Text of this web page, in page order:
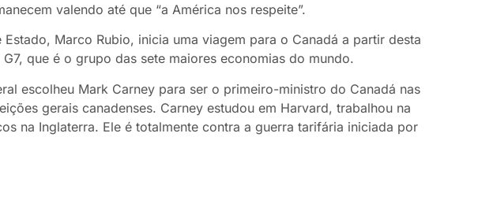
valendo até que “a América nos respeite”.
Marco Rubio, inicia uma viagem para o Canadá a partir desta
que é o grupo das sete maiores economias do mundo.
escolheu Mark Carney para ser o primeiro-ministro do Canadá nas
gerais canadenses. Carney estudou em Harvard, trabalhou na
na Inglaterra. Ele é totalmente contra a guerra tarifária iniciada por